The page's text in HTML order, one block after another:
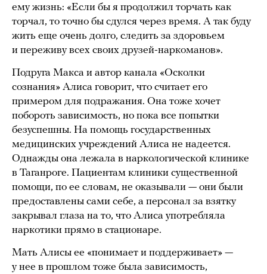
ему жизнь: «Если бы я продолжил торчать как
торчал, то точно бы сдулся через время. А так буду
жить еще очень долго, следить за здоровьем
и переживу всех своих друзей-наркоманов».
Подруга Макса и автор канала «Осколки
сознания» Алиса говорит, что считает его
примером для подражания. Она тоже хочет
побороть зависимость, но пока все попытки
безуспешны. На помощь государственных
медицинских учреждений Алиса не надеется.
Однажды она лежала в наркологической клинике
в Таганроге. Пациентам клиники существенной
помощи, по ее словам, не оказывали — они были
предоставлены сами себе, а персонал за взятку
закрывал глаза на то, что Алиса употребляла
наркотики прямо в стационаре.
Мать Алисы ее «понимает и поддерживает» —
у нее в прошлом тоже была зависимость,